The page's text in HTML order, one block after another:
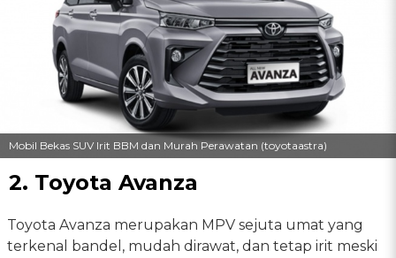
Mobil Bekas SUV Irit BBM dan Murah Perawatan (toyotaastra)
2. Toyota Avanza
Toyota Avanza merupakan MPV sejuta umat yang
terkenal bandel, mudah dirawat, dan tetap irit meski